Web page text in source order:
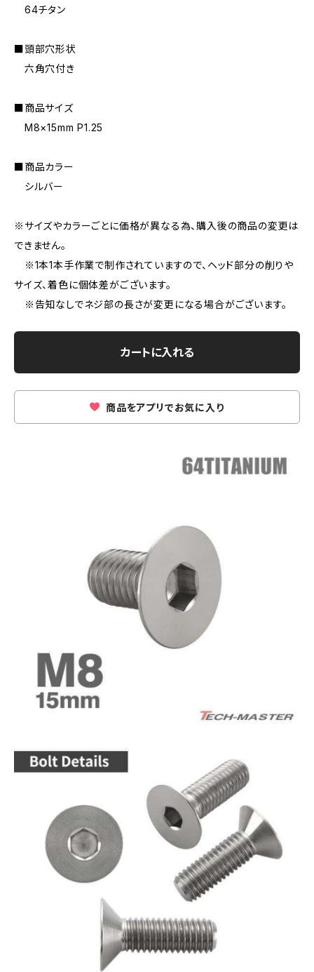
64チタン
■頭部穴形状
六角穴付き
■商品サイズ
M8×15mm P1.25
■商品カラー
シルバー
※サイズやカラーごとに価格が異なる為、購入後の商品の変更は
できません。
※1本1本手作業で制作されていますので、ヘッド部分の削りや
サイズ、着色に個体差がございます。
※告知なしでネジ部の長さが変更になる場合がございます。
カートに入れる
商品をアプリでお気に入り